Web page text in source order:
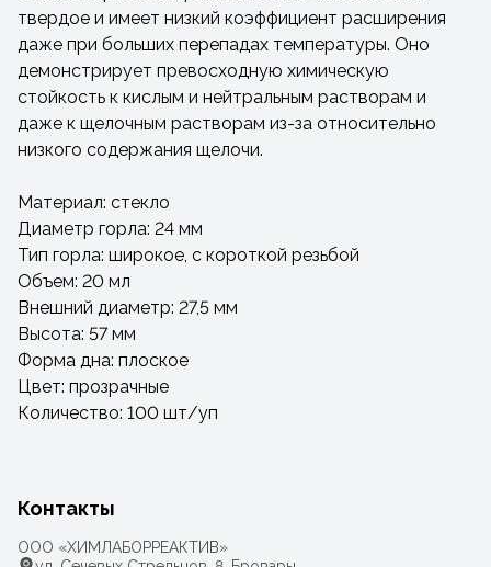
твердое и имеет низкий коэффициент расширения
даже при больших перепадах температуры. Оно
демонстрирует превосходную химическую
стойкость к кислым и нейтральным растворам и
даже к щелочным растворам из-за относительно
низкого содержания щелочи.
Материал: стекло
Диаметр горла: 24 мм
Тип горла: широкое, с короткой резьбой
Объем: 20 мл
Внешний диаметр: 27,5 мм
Высота: 57 мм
Форма дна: плоское
Цвет: прозрачные
Количество: 100 шт/уп
Контакты
ООО «ХИМЛАБОРРЕАКТИВ»